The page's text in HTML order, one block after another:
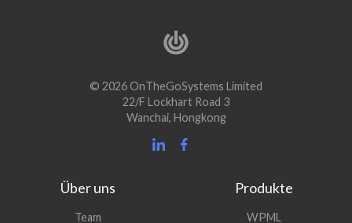
© 2026 OnTheGoSystems Limited
22/F Lockhart Road 3
Wanchai, Hongkong
Über uns
Team
Produkte
WPML